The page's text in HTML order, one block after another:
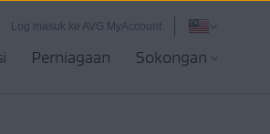
Log masuk ke AVG MyAccount
Perniagaan Sokongan